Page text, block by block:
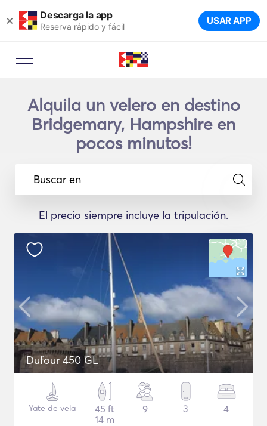
× Descarga la app
Reserva rápido y fácil USAR APP
Alquila un velero en destino
Bridgemary, Hampshire en
pocos minutos!
Buscar en
El precio siempre incluye la tripulación.
Dufour 450 GL
Yate de vela
45 ft
14 m
9 3 4